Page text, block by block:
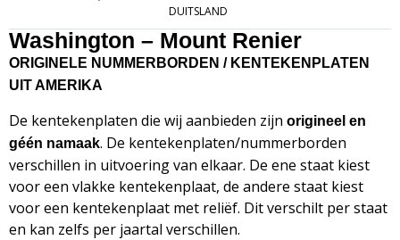
DUITSLAND
Washington – Mount Renier
ORIGINELE NUMMERBORDEN / KENTEKENPLATEN
UIT AMERIKA
De kentekenplaten die wij aanbieden zijn origineel en
géén namaak. De kentekenplaten/nummerborden
verschillen in uitvoering van elkaar. De ene staat kiest
voor een vlakke kentekenplaat, de andere staat kiest
voor een kentekenplaat met reliëf. Dit verschilt per staat
en kan zelfs per jaartal verschillen.